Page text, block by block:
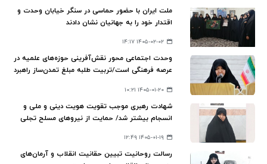
ملت ایران با حضور حماسی در سنگر خیابان وحدت و
اقتدار خود را به جهانیان نشان دادند
۱۴۰۵-۰۲-۰۲ ۱۴:۱۷
وحدت اجتماعی محور نقش‌آفرینی حوزه‌های علمیه در
عرصه فرهنگی است/تربیت طلبه مبلغ تمدن‌ساز راهبرد
۱۴۰۵-۰۱-۲۰ ۱۰:۲۱
شهادت رهبری موجب تقویت هویت دینی و ملی و
انسجام بیشتر شد/ حمایت از نیروهای مسلح تجلی
۱۴۰۵-۰۱-۱۹ ۱۲:۴۹
رسالت روحانیت تبیین حقانیت انقلاب و آرمان‌های